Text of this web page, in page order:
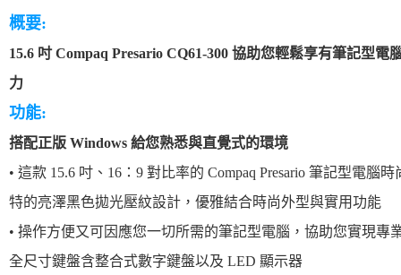
概要:
15.6 吋 Compaq Presario CQ61-300 協助您輕鬆享有筆記型電
力
功能:
搭配正版 Windows 給您熟悉與直覺式的環境
• 這款 15.6 吋、16：9 對比率的 Compaq Presario 筆記型電腦
特的亮澤黑色拋光壓紋設計，優雅結合時尚外型與實用功能
• 操作方便又可因應您一切所需的筆記型電腦，協助您實現專
全尺寸鍵盤含整合式數字鍵盤以及 LED 顯示器